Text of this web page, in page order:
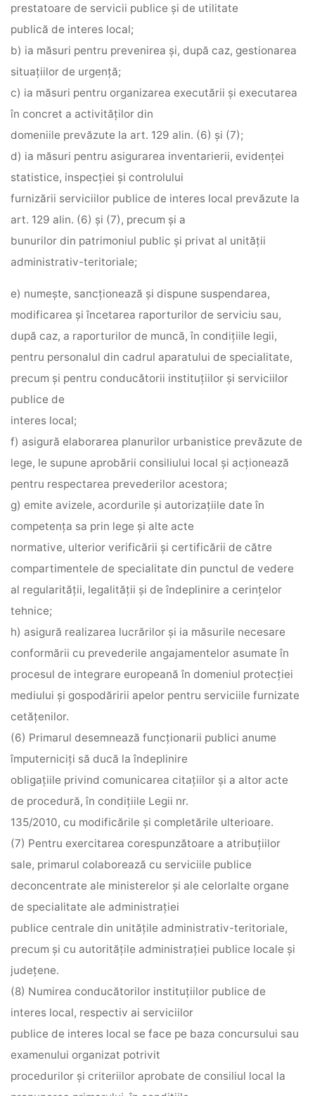
prestatoare de servicii publice şi de utilitate
publică de interes local;
b) ia măsuri pentru prevenirea şi, după caz, gestionarea
situaţiilor de urgenţă;
c) ia măsuri pentru organizarea executării şi executarea
în concret a activităţilor din
domeniile prevăzute la art. 129 alin. (6) şi (7);
d) ia măsuri pentru asigurarea inventarierii, evidenţei
statistice, inspecţiei şi controlului
furnizării serviciilor publice de interes local prevăzute la
art. 129 alin. (6) şi (7), precum şi a
bunurilor din patrimoniul public şi privat al unităţii
administrativ-teritoriale;
e) numeşte, sancţionează şi dispune suspendarea,
modificarea şi încetarea raporturilor de serviciu sau,
după caz, a raporturilor de muncă, în condiţiile legii,
pentru personalul din cadrul aparatului de specialitate,
precum şi pentru conducătorii instituţiilor şi serviciilor
publice de
interes local;
f) asigură elaborarea planurilor urbanistice prevăzute de
lege, le supune aprobării consiliului local şi acţionează
pentru respectarea prevederilor acestora;
g) emite avizele, acordurile şi autorizaţiile date în
competenţa sa prin lege şi alte acte
normative, ulterior verificării şi certificării de către
compartimentele de specialitate din punctul de vedere
al regularităţii, legalităţii şi de îndeplinire a cerinţelor
tehnice;
h) asigură realizarea lucrărilor şi ia măsurile necesare
conformării cu prevederile angajamentelor asumate în
procesul de integrare europeană în domeniul protecţiei
mediului şi gospodăririi apelor pentru serviciile furnizate
cetăţenilor.
(6) Primarul desemnează funcţionarii publici anume
împuterniciţi să ducă la îndeplinire
obligaţiile privind comunicarea citaţiilor şi a altor acte
de procedură, în condiţiile Legii nr.
135/2010, cu modificările şi completările ulterioare.
(7) Pentru exercitarea corespunzătoare a atribuţiilor
sale, primarul colaborează cu serviciile publice
deconcentrate ale ministerelor şi ale celorlalte organe
de specialitate ale administraţiei
publice centrale din unităţile administrativ-teritoriale,
precum şi cu autorităţile administraţiei publice locale şi
judeţene.
(8) Numirea conducătorilor instituţiilor publice de
interes local, respectiv ai serviciilor
publice de interes local se face pe baza concursului sau
examenului organizat potrivit
procedurilor şi criteriilor aprobate de consiliul local la